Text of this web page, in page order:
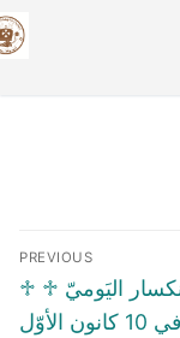
Skip
to
Post
navigation
PREVIOUS
Previous
post:
♱ السّنكسار اليَوميّ ♱
الثّلاثاء في 10 كانون الأوّل